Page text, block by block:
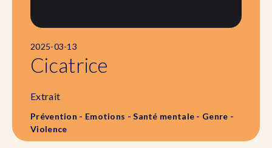
2025-03-13
Cicatrice
Extrait
Prévention - Emotions - Santé mentale - Genre -
Violence